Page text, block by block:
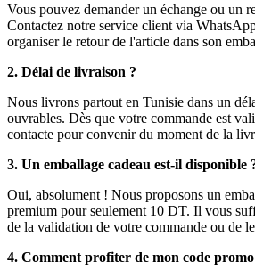
Vous pouvez demander un échange ou un
Contactez notre service client via
organiser le retour de l'article dans son
2. Délai de livraison ?
Nous livrons partout en Tunisie dans un
ouvrables. Dès que votre commande est
contacte pour convenir du moment de la
3. Un emballage cadeau est-il disponible
Oui, absolument ! Nous proposons un
premium pour seulement 10 DT. Il vous
de la validation de votre commande ou de
4. Comment profiter de mon code